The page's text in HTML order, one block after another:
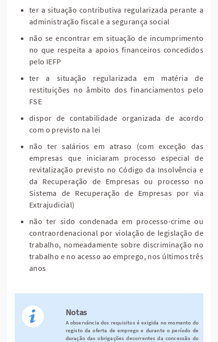
ter a situação contributiva regularizada perante a
administração fiscal e a segurança social
não se encontrar em situação de incumprimento
no que respeita a apoios financeiros concedidos
pelo IEFP
ter a situação regularizada em matéria de
restituições no âmbito dos financiamentos pelo
FSE
dispor de contabilidade organizada de acordo
com o previsto na lei
não ter salários em atraso (com exceção das
empresas que iniciaram processo especial de
revitalização previsto no Código da Insolvência e
da Recuperação de Empresas ou processo no
Sistema de Recuperação de Empresas por via
Extrajudicial)
não ter sido condenada em processo-crime ou
contraordenacional por violação de legislação de
trabalho, nomeadamente sobre discriminação no
trabalho e no acesso ao emprego, nos últimos três
anos
Notas
A observância dos requisitos é exigida no momento do
registo da oferta de emprego e durante o período de
duração das obrigações decorrentes da concessão do